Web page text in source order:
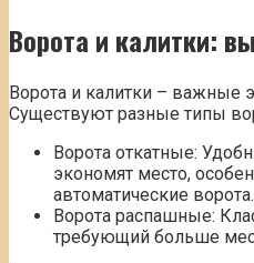
Ворота и калитки:
Ворота и калитки – важные
Существуют разные типы
Ворота откатные:
экономят место,
автоматические ворота.
Ворота распашные:
требующий больше